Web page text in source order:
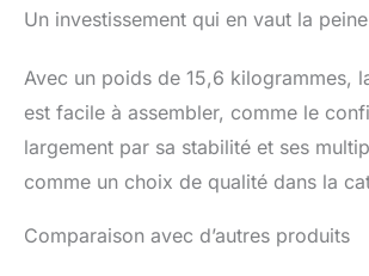
Un investissement qui en vaut la peine
Avec un poids de 15,6 kilogrammes,
est facile à assembler, comme le
largement par sa stabilité et ses
comme un choix de qualité dans la
Comparaison avec d’autres produits